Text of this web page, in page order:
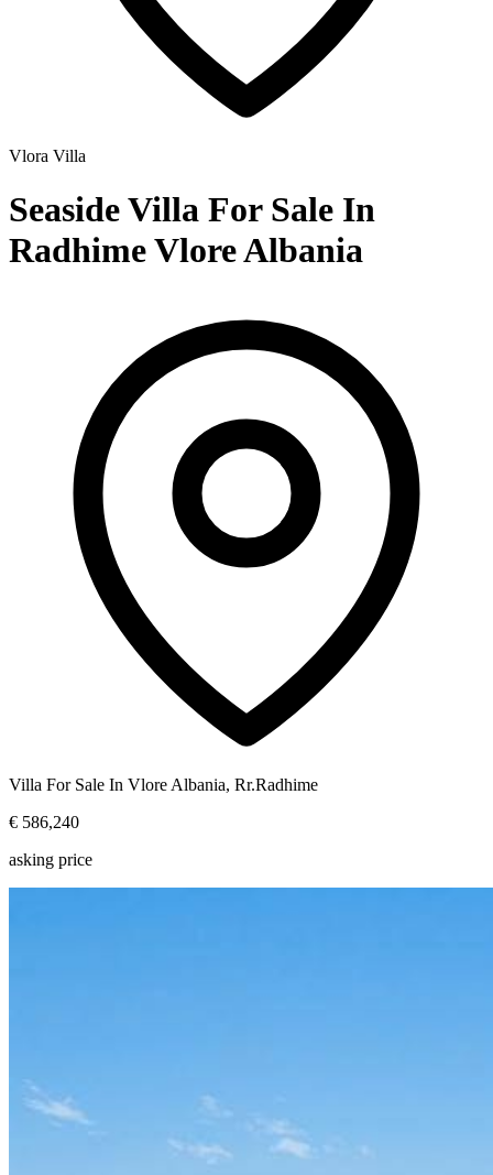
Vlora Villa
Seaside Villa For Sale In
Radhime Vlore Albania
Villa For Sale In Vlore Albania, Rr.Radhime
€ 586,240
asking price